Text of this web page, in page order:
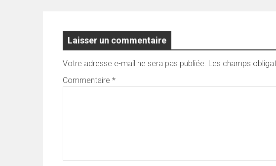
Laisser un commentaire
Votre adresse e-mail ne sera pas publiée. Les champs
Commentaire *